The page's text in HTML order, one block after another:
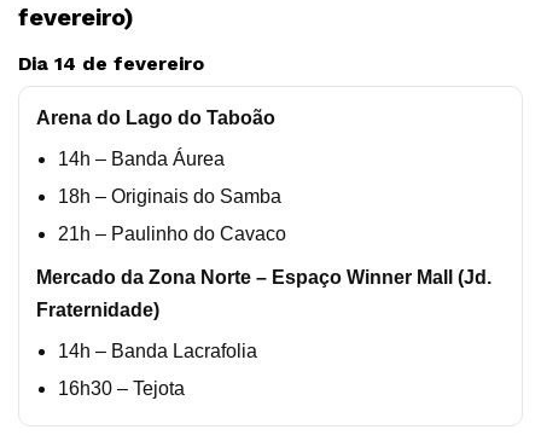
fevereiro)
Dia 14 de fevereiro
Arena do Lago do Taboão
14h – Banda Áurea
18h – Originais do Samba
21h – Paulinho do Cavaco
Mercado da Zona Norte – Espaço Winner Mall (Jd.
Fraternidade)
14h – Banda Lacrafolia
16h30 – Tejota